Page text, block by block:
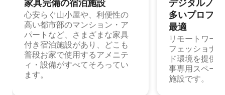
家具完備の宿⁠泊⁠施⁠設
心安らぐ山小屋や、利便性の
高い都市部のマンション・ア
パートなど、さまざまな家具
付き宿泊施設があり、どこも
普段お家で使用するアメニテ
ィ・設備がすべてそろってい
ます。
デジタルノ
多⁠いプ⁠ロ⁠フ⁠
最⁠適
リモートワー
フェッショナ
ド環境を提供
事専用スペー
施設です。